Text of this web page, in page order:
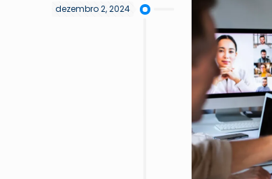
dezembro 2, 2024